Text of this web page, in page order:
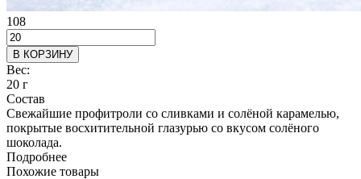
108
В КОРЗИНУ
Вес:
20 г
Состав
Свежайшие профитроли со сливками и солёной карамелью,
покрытые восхитительной глазурью со вкусом солёного
шоколада.
Подробнее
Похожие товары